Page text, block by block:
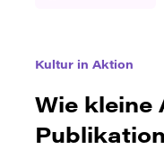
Team könnte
fördert, wenn es
Kultur in Aktion
Wie kleine